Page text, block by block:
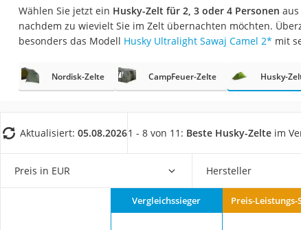
E-Bike-Dreirad
Trekkingschuhe
Klimmzugstation
Faltschloss
Handgepäck-
Vibrationsplatte
Wanderschuhe
Wählen Sie jetzt ein Husky-Zelt für 2, 3 oder 4 Personen
nachdem zu wievielt Sie im Zelt übernachten möchten.
besonders das Modell Husky Ultralight Sawaj Camel 2* mit
Nordisk-Zelte CampFeuer-Zelte Husky-
Aktualisiert: 05.08.20261 - 8 von 11: Beste Husky-Zelte im
Preis in EUR Hersteller
Vergleichssieger Preis-Leistungs-